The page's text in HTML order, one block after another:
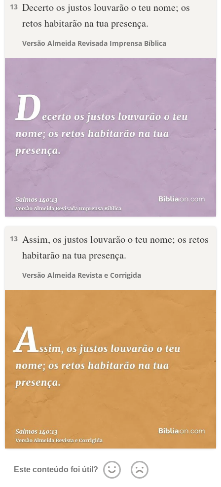
13 Decerto os justos louvarão o teu nome; os
retos habitarão na tua presença.
Versão Almeida Revisada Imprensa Bíblica
13 Assim, os justos louvarão o teu nome; os retos
habitarão na tua presença.
Versão Almeida Revista e Corrigida
Este conteúdo foi útil?